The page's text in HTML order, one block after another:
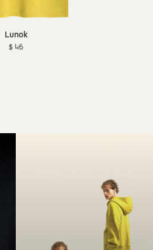
Lunok
$ 46